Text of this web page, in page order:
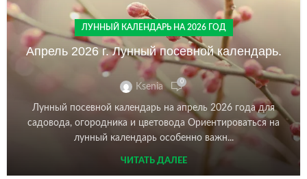
ЛУННЫЙ КАЛЕНДАРЬ НА 2026 ГОД
Апрель 2026 г. Лунный посевной календарь.
Ksenia 0
Лунный посевной календарь на апрель 2026 года для
садовода, огородника и цветовода Ориентироваться на
лунный календарь особенно важн...
ЧИТАТЬ ДАЛЕЕ